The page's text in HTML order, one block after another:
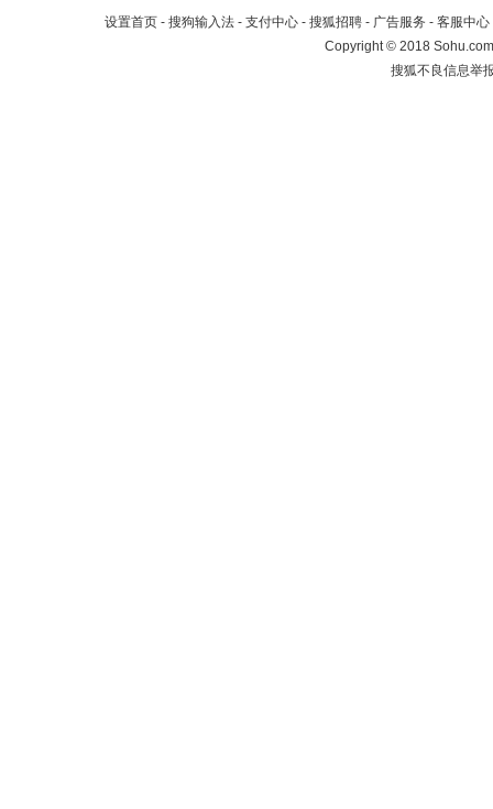
设置首页 - 搜狗输入法 - 支付中心 - 搜狐招聘 - 广告服务 - 客服中心
Copyright©2018
搜狐不良信息举